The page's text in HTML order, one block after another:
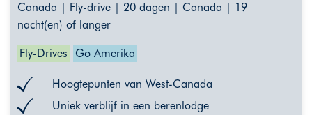
Canada | Fly-drive | 20 dagen | Canada | 19
nacht(en) of langer
Fly-Drives Go Amerika
Hoogtepunten van West-Canada
Uniek verblijf in een berenlodge